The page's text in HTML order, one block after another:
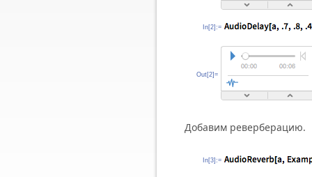
In[2]:=
Out[2]=
Добавим реверберацию.
In[3]:=